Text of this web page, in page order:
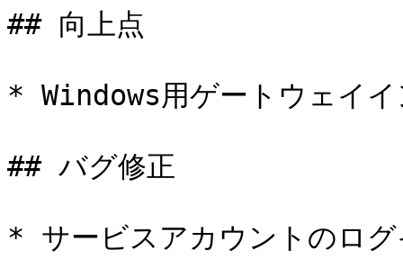
## 向上点
* Windows用ゲートウェイ
## バグ修正
* サービスアカウントのログ